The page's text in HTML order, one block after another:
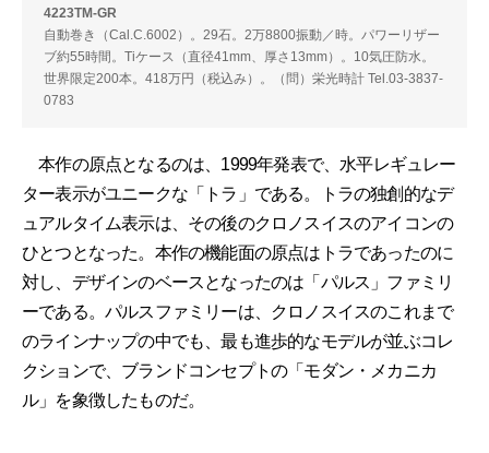
4223TM-GR
自動巻き（Cal.C.6002）。29石。2万8800振動／時。パワーリザー
ブ約55時間。Tiケース（直径41mm、厚さ13mm）。10気圧防水。
世界限定200本。418万円（税込み）。（問）栄光時計 Tel.03-3837-
0783
本作の原点となるのは、1999年発表で、水平レギュレー
ター表示がユニークな「トラ」である。トラの独創的なデ
ュアルタイム表示は、その後のクロノスイスのアイコンの
ひとつとなった。本作の機能面の原点はトラであったのに
対し、デザインのベースとなったのは「パルス」ファミリ
ーである。パルスファミリーは、クロノスイスのこれまで
のラインナップの中でも、最も進歩的なモデルが並ぶコレ
クションで、ブランドコンセプトの「モダン・メカニカ
ル」を象徴したものだ。